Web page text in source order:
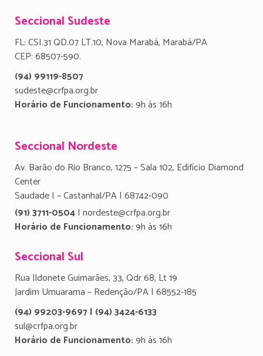
Seccional Sudeste
FL: CSI.31 QD.07 LT.10, Nova Marabá, Marabá/PA
CEP: 68507-590.
(94) 99119-8507
sudeste@crfpa.org.br
Horário de Funcionamento:9h às 16h
Seccional Nordeste
Av. Barão do Rio Branco, 1275 – Sala 102, Edifício Diamond
Center
Saudade I – Castanhal/PA | 68742-090
(91) 3711-0504| nordeste@crfpa.org.br
Horário de Funcionamento:9h às 16h
Seccional Sul
Rua Ildonete Guimarães, 33, Qdr 68, Lt 19
Jardim Umuarama – Redenção/PA | 68552-185
(94) 99203-9697 | (94) 3424-6133
sul@crfpa.org.br
Horário de Funcionamento:9h às 16h